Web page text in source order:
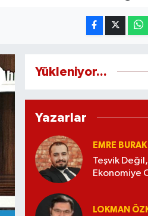
Yükleniyor...
Yazarlar
EMRE
Teşvik
Ekonomiye
LOKMAN